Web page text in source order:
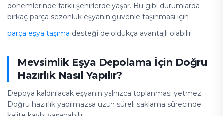
dönemlerinde farklı şehirlerde yaşar. Bu gibi durumlarda
birkaç parça sezonluk eşyanın güvenle taşınması için
parça eşya taşıma desteği de oldukça avantajlı olabilir.
Mevsimlik Eşya Depolama İçin Doğru
Hazırlık Nasıl Yapılır?
Depoya kaldırılacak eşyanın yalnızca toplanması yetmez.
Doğru hazırlık yapılmazsa uzun süreli saklama sürecinde